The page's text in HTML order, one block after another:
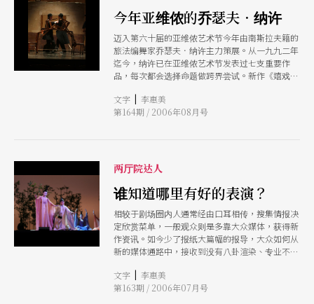
今年亚维侬的乔瑟夫．纳许
迈入第六十届的亚维侬艺术节今年由南斯拉夫籍的
旅法编舞家乔瑟夫．纳许主力策展。从一九九二年
迄今，纳许已在亚维侬艺术节发表过七支重要作
品，每次都会选择命题做跨界尝试。新作《嬉戏》
编舞对话，以音乐为色彩，舞蹈为画笔，在想像的
画布上编织了一幅北方大地的人文风景。
文字 | 李惠美
第164期 / 2006年08月号
两厅院达人
谁知道哪里有好的表演？
相较于剧场圈内人通常经由口耳相传，搜集情报决
定欣赏菜单，一般观众则是多靠大众媒体，获得新
作资讯。如今少了报纸大篇幅的报导，大众如何从
新的媒体通路中，接收到没有八卦渲染、专业不变
文字 | 李惠美
第163期 / 2006年07月号